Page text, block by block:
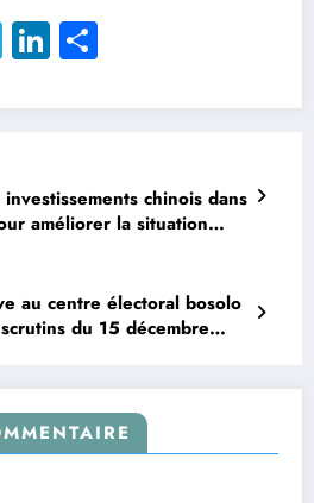
Telegram
LinkedIn
chinois dans
améliorer la situation
au centre électoral bosolo
du 15 décembre